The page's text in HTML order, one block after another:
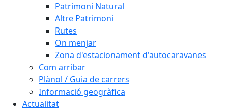
Patrimoni Natural
Altre Patrimoni
Rutes
On menjar
Zona d'estacionament d'autocaravanes
Com arribar
Plànol / Guia de carrers
Informació geogràfica
Actualitat